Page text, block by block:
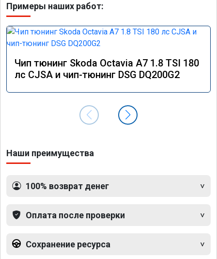
Примеры наших работ:
Чип тюнинг Skoda Octavia A7 1.8 TSI 180
лс CJSA и чип-тюнинг DSG DQ200G2
Наши преимущества
100% возврат денег
Оплата после проверки
Сохранение ресурса